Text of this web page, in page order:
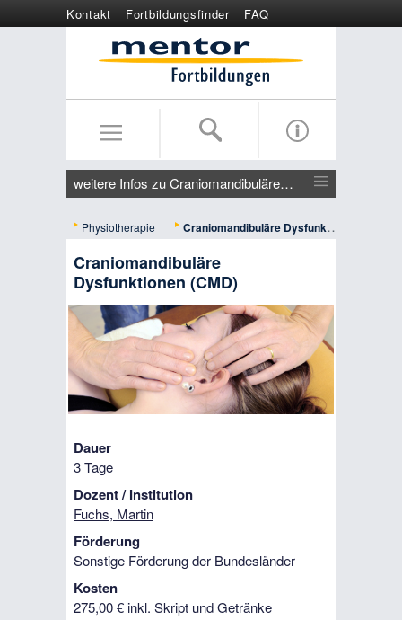
Kontakt Fortbildungsfinder
FAQ
Online anmelden
Wertgutschein
weitere Infos zu Craniomandibuläre Dysfunktionen (CMD)
Physiotherapie Craniomandibuläre Dysfunktionen (CMD) - Berlin
Craniomandibuläre
Dysfunktionen (CMD)
Dauer
3 Tage
Dozent / Institution
Fuchs, Martin
Förderung
Sonstige Förderung der Bundesländer
Kosten
275,00 € inkl. Skript und Getränke